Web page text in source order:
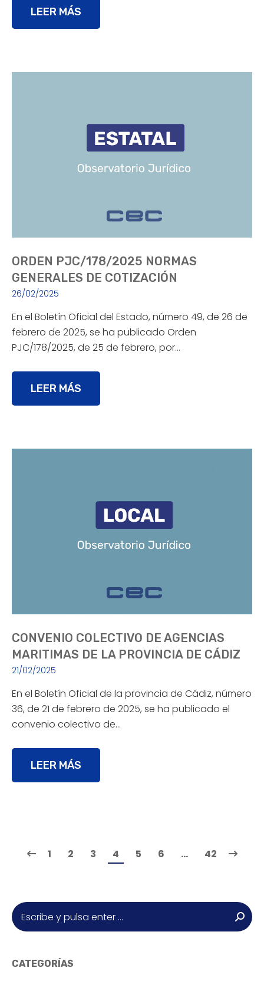
LEER MÁS
ORDEN PJC/178/2025 NORMAS
GENERALES DE COTIZACIÓN
26/02/2025
En el Boletín Oficial del Estado, número 49, de 26 de
febrero de 2025, se ha publicado Orden
PJC/178/2025, de 25 de febrero, por…
LEER MÁS
CONVENIO COLECTIVO DE AGENCIAS
MARITIMAS DE LA PROVINCIA DE CÁDIZ
21/02/2025
En el Boletín Oficial de la provincia de Cádiz, número
36, de 21 de febrero de 2025, se ha publicado el
convenio colectivo de…
LEER MÁS
1 2 3 4 5 6 … 42
Buscar:
CATEGORÍAS